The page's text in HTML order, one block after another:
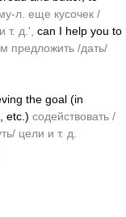
л. еще кусочек /
т. д.', can I help you to
предложить /дать/
the goal (in
etc.) содействовать /
цели и т. д.